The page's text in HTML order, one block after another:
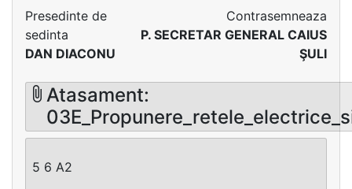
Presedinte de
sedinta
DAN DIACONU
Contrasemneaza
P. SECRETAR GENERAL CAIUS
ŞULI
Atasament:
5 6 A2